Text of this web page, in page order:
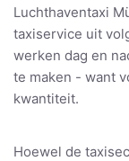
Luchthaventaxi
taxiservice uit
werken dag en
te maken - want
kwantiteit.
Hoewel de